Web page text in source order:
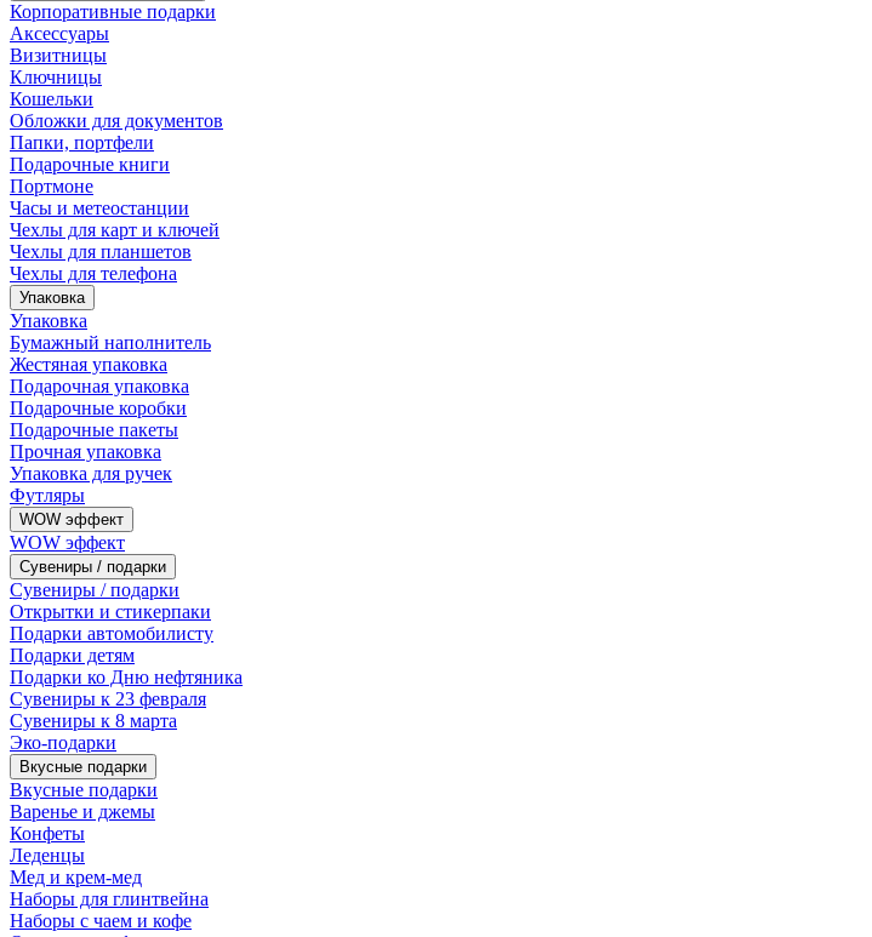
Корпоративные подарки
Аксессуары
Визитницы
Ключницы
Кошельки
Обложки для документов
Папки, портфели
Подарочные книги
Портмоне
Часы и метеостанции
Чехлы для карт и ключей
Чехлы для планшетов
Чехлы для телефона
Упаковка
Упаковка
Бумажный наполнитель
Жестяная упаковка
Подарочная упаковка
Подарочные коробки
Подарочные пакеты
Прочная упаковка
Упаковка для ручек
Футляры
WOW эффект
WOW эффект
Сувениры / подарки
Сувениры / подарки
Открытки и стикерпаки
Подарки автомобилисту
Подарки детям
Подарки ко Дню нефтяника
Сувениры к 23 февраля
Сувениры к 8 марта
Эко-подарки
Вкусные подарки
Вкусные подарки
Варенье и джемы
Конфеты
Леденцы
Мед и крем-мед
Наборы для глинтвейна
Наборы с чаем и кофе